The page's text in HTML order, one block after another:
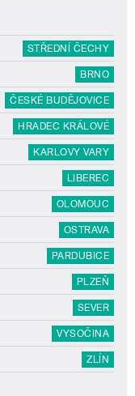
STŘEDNÍ ČECHY
BRNO
ČESKÉ BUDĚJOVICE
HRADEC KRÁLOVÉ
KARLOVY VARY
LIBEREC
OLOMOUC
OSTRAVA
PARDUBICE
PLZEŇ
SEVER
VYSOČINA
ZLÍN